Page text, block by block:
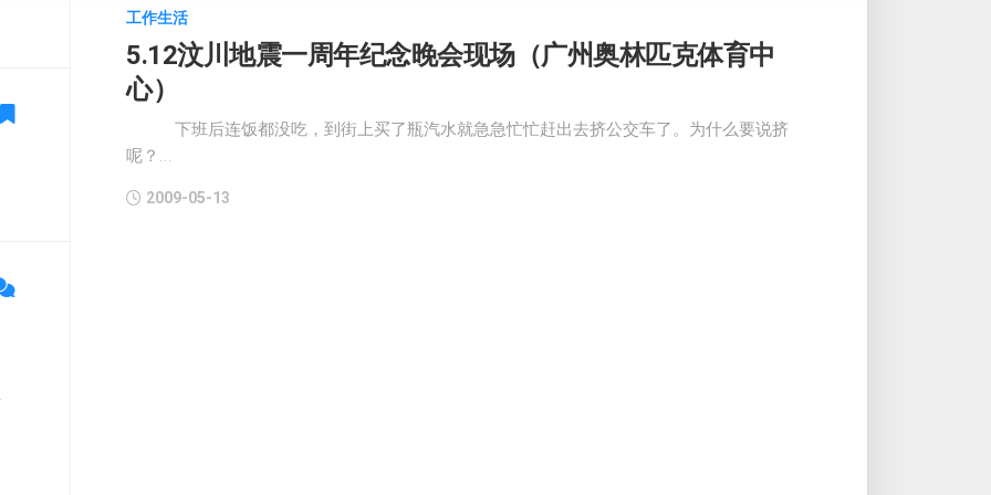
工作生活
5.12汶川地震一周年纪念晚会现场（广州奥林匹克体育中
心）
下班后连饭都没吃，到街上买了瓶汽水就急急忙忙赶出去挤公交车了。为什么要说挤
呢？...
2009-05-13